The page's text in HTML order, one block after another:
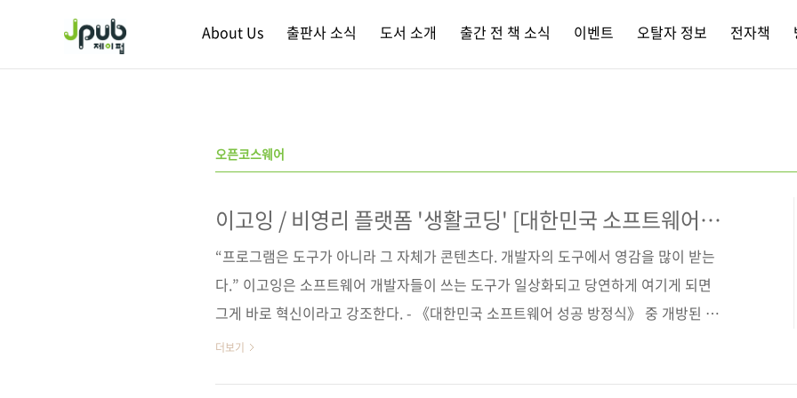
About Us 출판사 소식 도서 소개 출간 전 책 소식 이벤트 오탈자 정보 전자책
오픈코스웨어
이고잉 / 비영리 플랫폼 '생활코딩' [대한민국 소프트웨어
성공 방정식]
“프로그램은 도구가 아니라 그 자체가 콘텐츠다. 개발자의 도구에서 영감을 많이 받는
다.” 이고잉은 소프트웨어 개발자들이 쓰는 도구가 일상화되고 당연하게 여기게 되면
그게 바로 혁신이라고 강조한다. - 《대한민국 소프트웨어 성공 방정식》 중 개방된 소
프트웨어 교육 플랫폼. 14560여 명의 회원과 1200여 개의 동영상 코딩 수업이 존재하
더보기